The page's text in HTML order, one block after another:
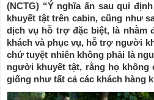
(NCTG) “Ý nghĩa ẩn sau qui
khuyết tật trên cabin, cũng như
dịch vụ hỗ trợ đặc biệt, là nhằm
khách và phục vụ, hỗ trợ người
chứ tuyệt nhiên không phải là
người khuyết tật, rằng họ không
giống như tất cả các khách hàng